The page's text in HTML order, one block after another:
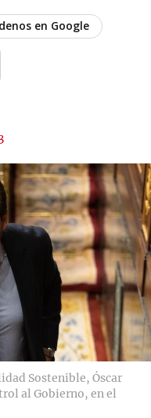
en Google
Sostenible, Óscar
al Gobierno, en el